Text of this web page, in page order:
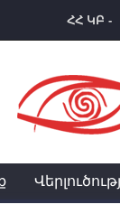
ՀՀ ԿԲ -